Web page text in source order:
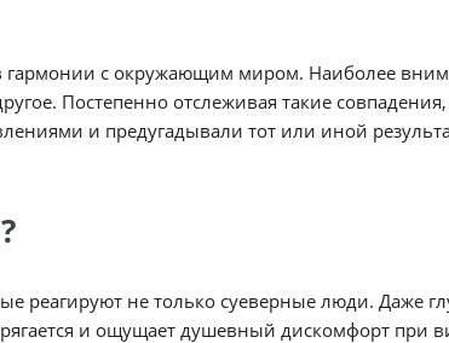
с окружающим миром. Наиболее
Постепенно отслеживая такие
и предугадывали тот или иной
реагируют не только суеверные люди. Даже
и ощущает душевный дискомфорт